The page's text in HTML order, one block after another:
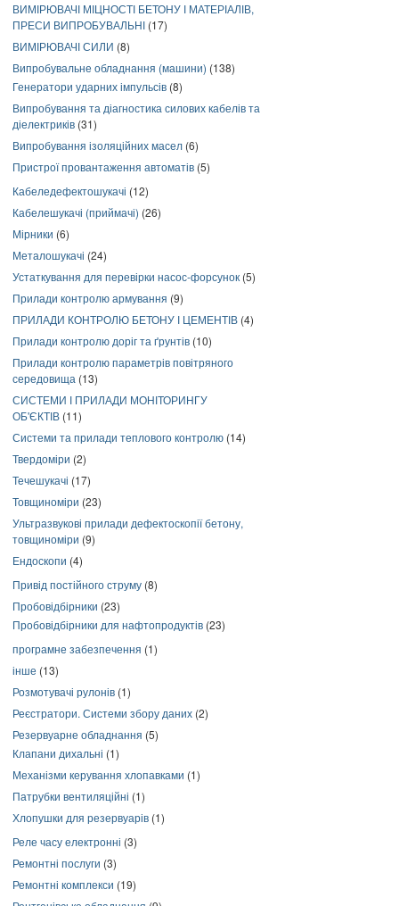
ВИМІРЮВАЧІ МІЦНОСТІ БЕТОНУ І МАТЕРІАЛІВ,
ПРЕСИ ВИПРОБУВАЛЬНІ (17)
ВИМІРЮВАЧІ СИЛИ (8)
Випробувальне обладнання (машини) (138)
Генератори ударних імпульсів (8)
Випробування та діагностика силових кабелів та
діелектриків (31)
Випробування ізоляційних масел (6)
Пристрої провантаження автоматів (5)
Кабеледефектошукачі (12)
Кабелешукачі (приймачі) (26)
Мірники (6)
Металошукачі (24)
Устаткування для перевірки насос-форсунок (5)
Прилади контролю армування (9)
ПРИЛАДИ КОНТРОЛЮ БЕТОНУ І ЦЕМЕНТІВ (4)
Прилади контролю доріг та ґрунтів (10)
Прилади контролю параметрів повітряного
середовища (13)
СИСТЕМИ І ПРИЛАДИ МОНІТОРИНГУ
ОБ'ЄКТІВ (11)
Системи та прилади теплового контролю (14)
Твердоміри (2)
Течешукачі (17)
Товщиноміри (23)
Ультразвукові прилади дефектоскопії бетону,
товщиноміри (9)
Ендоскопи (4)
Привід постійного струму (8)
Пробовідбірники (23)
Пробовідбірники для нафтопродуктів (23)
програмне забезпечення (1)
інше (13)
Розмотувачі рулонів (1)
Реєстратори. Системи збору даних (2)
Резервуарне обладнання (5)
Клапани дихальні (1)
Механізми керування хлопавками (1)
Патрубки вентиляційні (1)
Хлопушки для резервуарів (1)
Реле часу електронні (3)
Ремонтні послуги (3)
Ремонтні комплекси (19)